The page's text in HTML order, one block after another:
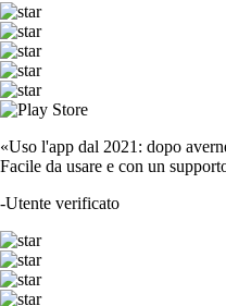
«Uso l'app dal 2021: dopo
Facile da usare e con un
-Utente verificato